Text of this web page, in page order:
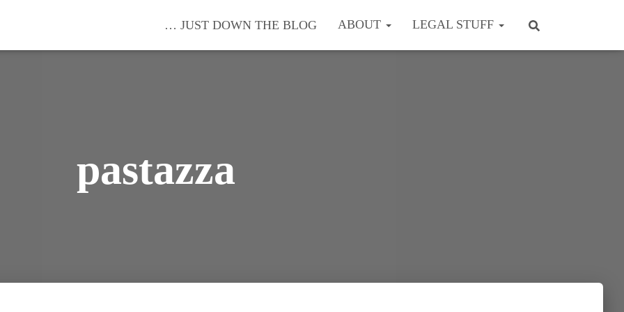
… JUST DOWN THE BLOG ABOUT LEGAL STUFF
pastazza